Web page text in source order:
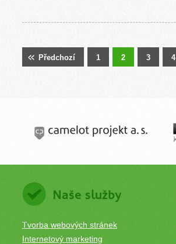
Předchozí 1 2 3 4
Naše služby
Tvorba webových stránek
Internetový marketing